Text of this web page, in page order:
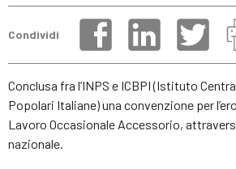
Condividi
Conclusa fra l’INPS e ICBPI (Istituto
Popolari Italiane) una convenzione per
Lavoro Occasionale Accessorio,
nazionale.